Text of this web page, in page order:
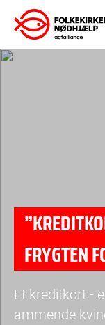
Gå
til
indhold
FRYGTEN
Et kreditkort -
ammende